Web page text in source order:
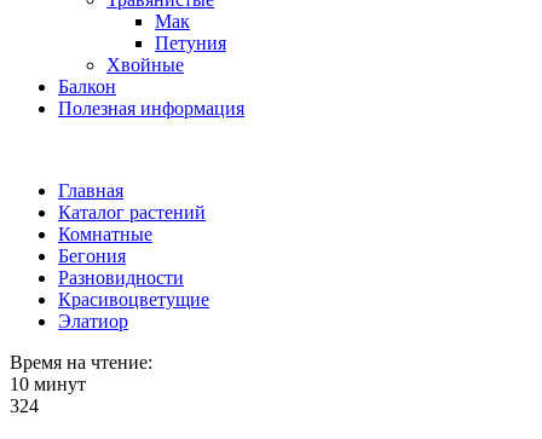
Мак
Петуния
Хвойные
Балкон
Полезная информация
Главная
Каталог растений
Комнатные
Бегония
Разновидности
Красивоцветущие
Элатиор
Время на чтение:
10 минут
324